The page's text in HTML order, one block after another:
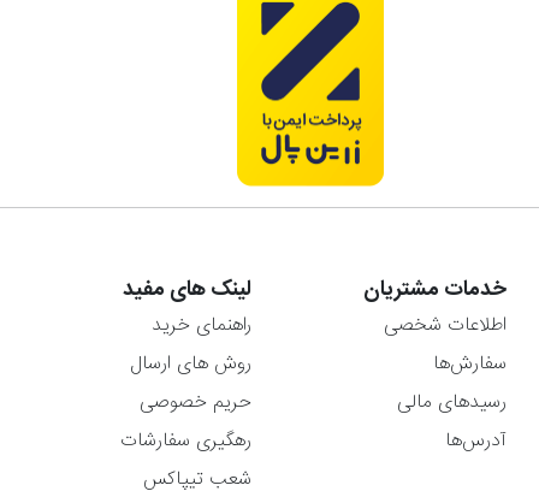
خدمات مشتریان
اطلاعات شخصی
سفارش‌ها
رسیدهای مالی
آدرس‌ها
لینک های مفید
راهنمای خرید
روش های ارسال
حریم خصوصی
رهگیری سفارشات
شعب تیپاکس